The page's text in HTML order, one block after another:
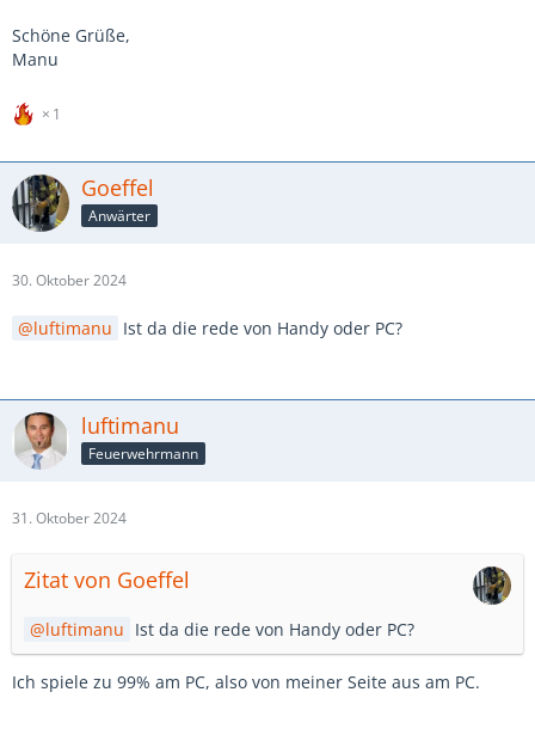
Schöne Grüße,
Manu
1
Goeffel
Anwärter
30. Oktober 2024
luftimanu Ist da die rede von Handy oder PC?
luftimanu
Feuerwehrmann
31. Oktober 2024
Zitat von Goeffel
luftimanu Ist da die rede von Handy oder PC?
Ich spiele zu 99% am PC, also von meiner Seite aus am PC.